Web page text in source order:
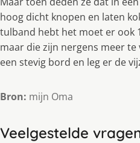
hoog dicht knopen en laten
tulband hebt het moet er ook
maar die zijn nergens meer
een stevig bord en leg er de
Bron: mijn Oma
Veelgestelde